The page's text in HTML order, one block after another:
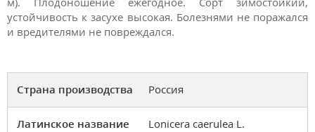
устойчивость к засухе высокая. Болезнями не поражался
и вредителями не повреждался.
Страна производства Россия
Латинское название Lonicera caerulea L.